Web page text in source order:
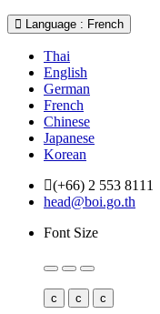
Language : French
Thai
English
German
French
Chinese
Japanese
Korean
(+66) 2 553 8111
head@boi.go.th
Font Size
c c c